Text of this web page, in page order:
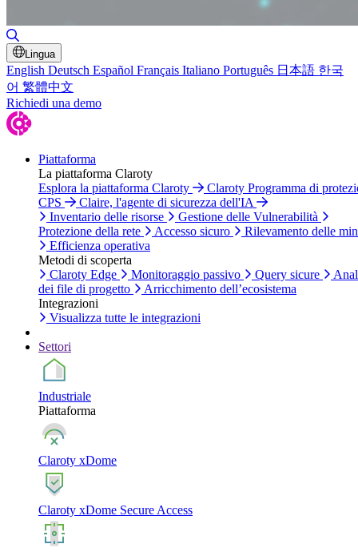
Lingua
English Deutsch Español Français Italiano Português 日本語 한국
어 繁體中文
Richiedi una demo
Piattaforma
La piattaforma Claroty
Esplora la piattaforma Claroty
Claroty Programma di
CPS
Claire, l'agente di sicurezza dell'IA
Inventario delle risorse
Gestione delle Vulnerabilità
Protezione della rete
Accesso sicuro
Rilevamento delle
Efficienza operativa
Metodi di scoperta
Claroty Edge
Monitoraggio passivo Query sicure
dei file di progetto
Arricchimento dell’ecosistema
Integrazioni
Visualizza tutte le integrazioni
Settori
Industriale
Piattaforma
Claroty xDome
Claroty xDome Secure Access